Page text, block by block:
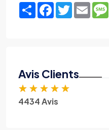
ShareFacebook
TwitterEmail
Avis Clients
★ ★ ★ ★ ★
4434 Avis